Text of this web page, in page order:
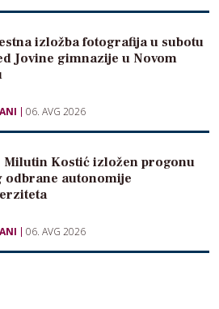
izložba fotografija u subotu
Jovine gimnazije u Novom
06. AVG 2026
Milutin Kostić izložen progonu
odbrane autonomije
06. AVG 2026